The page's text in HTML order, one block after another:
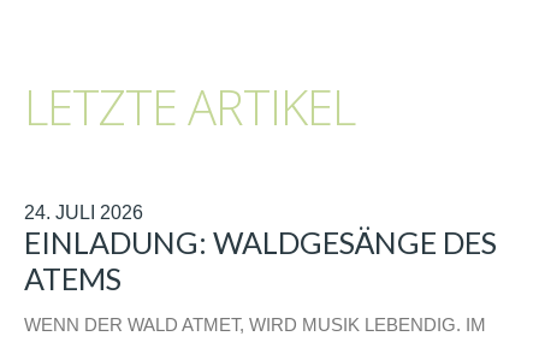
LETZTE ARTIKEL
24. JULI 2026
EINLADUNG: WALDGESÄNGE DES
ATEMS
WENN DER WALD ATMET, WIRD MUSIK LEBENDIG. IM